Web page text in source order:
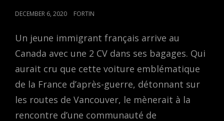
POSTED
DECEMBER 6, 2020 FORTIN
Un jeune immigrant français arrive au
Canada avec une 2 CV dans ses bagages. Qui
aurait cru que cette voiture emblématique
de la France d’après-guerre, détonnant sur
les routes de Vancouver, le mènerait à la
rencontre d’une communauté de